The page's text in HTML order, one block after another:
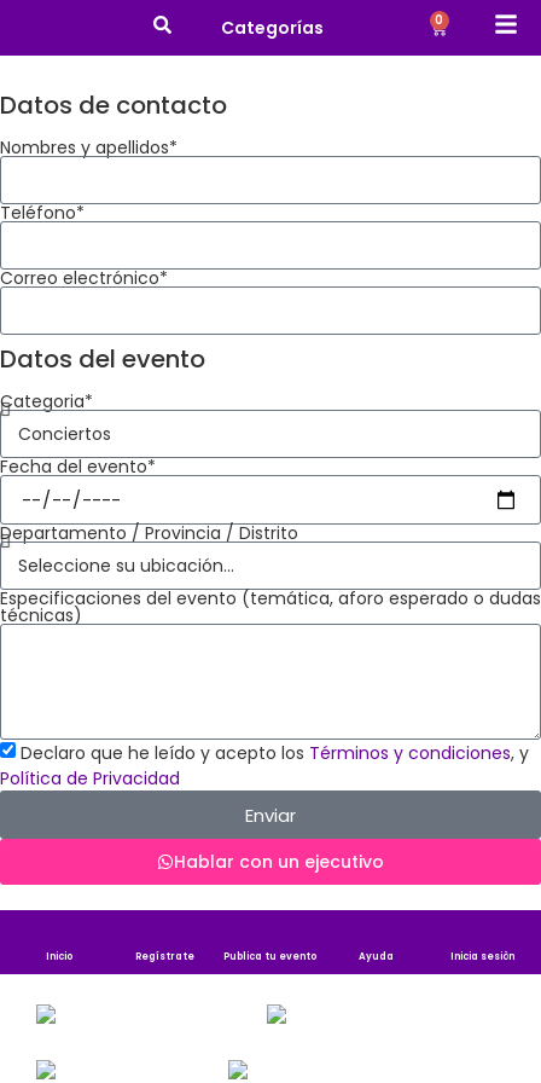
Categorías 0
Datos de contacto
Nombres y apellidos*
Teléfono*
Correo electrónico*
Datos del evento
Categoria*
Fecha del evento*
Departamento / Provincia / Distrito
Especificaciones del evento (temática, aforo esperado o dudas
técnicas)
Declaro que he leído y acepto los Términos y condiciones, y
Política de Privacidad
Enviar
Hablar con un ejecutivo
Inicio Regístrate Publica tu evento Ayuda Inicia sesiòn